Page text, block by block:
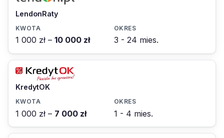
LendonRaty
1 000 zł – 10 000 zł 3 - 24 mies.
KredytOK
1 000 zł – 7 000 zł 1 - 4 mies.